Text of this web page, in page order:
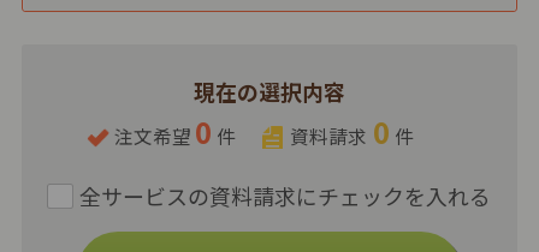
現在の選択内容
注文希望 0 件 資料請求 0 件